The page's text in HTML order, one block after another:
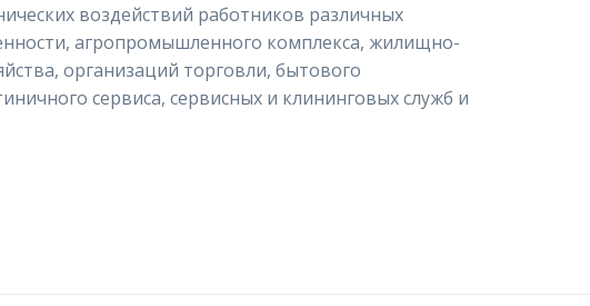
воздействий работников различных
агропромышленного комплекса, жилищно-
организаций торговли, бытового
сервиса, сервисных и клининговых служб и